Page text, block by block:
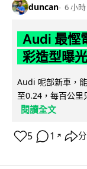
duncan 6 小時
Audi 最慳
彩造型曝
Audi 呢部新車，
至0.24，每百公
閱讀全文
5 1 ↗